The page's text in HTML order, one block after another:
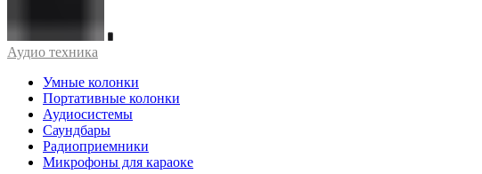
Аудио техника
Умные колонки
Портативные колонки
Аудиосистемы
Саундбары
Радиоприемники
Микрофоны для караоке